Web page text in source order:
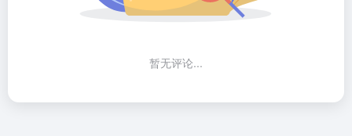
暂无评论...